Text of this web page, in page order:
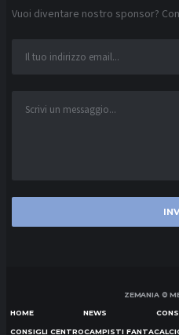
Vuoi diventare nostro sponsor?
ZEMANIA ©
HOME NEWS
CONSIGLI CENTROCAMPISTI